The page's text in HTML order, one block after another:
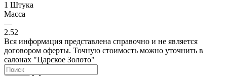
1 Штука
Масса
—
2.52
Вся информация представлена справочно и не является
договором оферты. Точную стоимость можно уточнить в
салонах "Царское Золото"